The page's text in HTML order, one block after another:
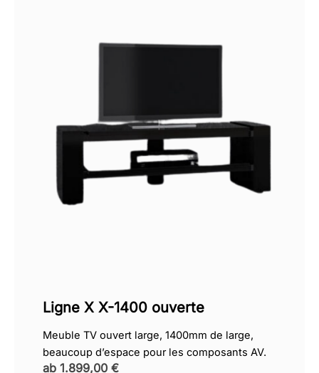
Ligne X X-1400 ouverte
Meuble TV ouvert large, 1400mm de large,
beaucoup d’espace pour les composants AV.
ab 1.899,00 €